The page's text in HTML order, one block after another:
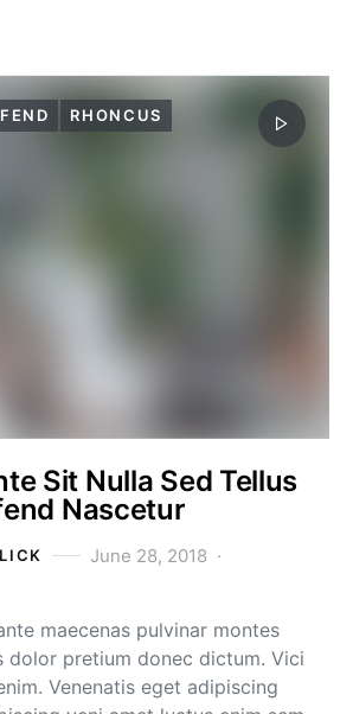
RHONCUS
Sit Nulla Sed Tellus
Nascetur
June 28, 2018
maecenas pulvinar montes
dolor pretium donec dictum. Vici
Venenatis eget adipiscing